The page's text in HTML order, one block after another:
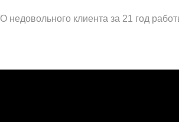
клиента за 21 год